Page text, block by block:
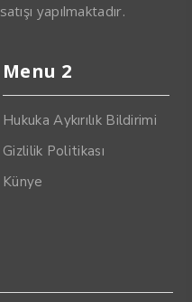
satışı yapılmaktadır.
Menu 2
Hukuka Aykırılık Bildirimi
Gizlilik Politikası
Künye